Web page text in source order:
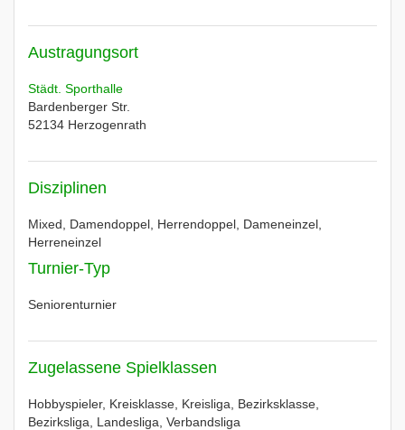
Austragungsort
Städt. Sporthalle
Bardenberger Str.
52134 Herzogenrath
Disziplinen
Mixed, Damendoppel, Herrendoppel, Dameneinzel,
Herreneinzel
Turnier-Typ
Seniorenturnier
Zugelassene Spielklassen
Hobbyspieler, Kreisklasse, Kreisliga, Bezirksklasse,
Bezirksliga, Landesliga, Verbandsliga